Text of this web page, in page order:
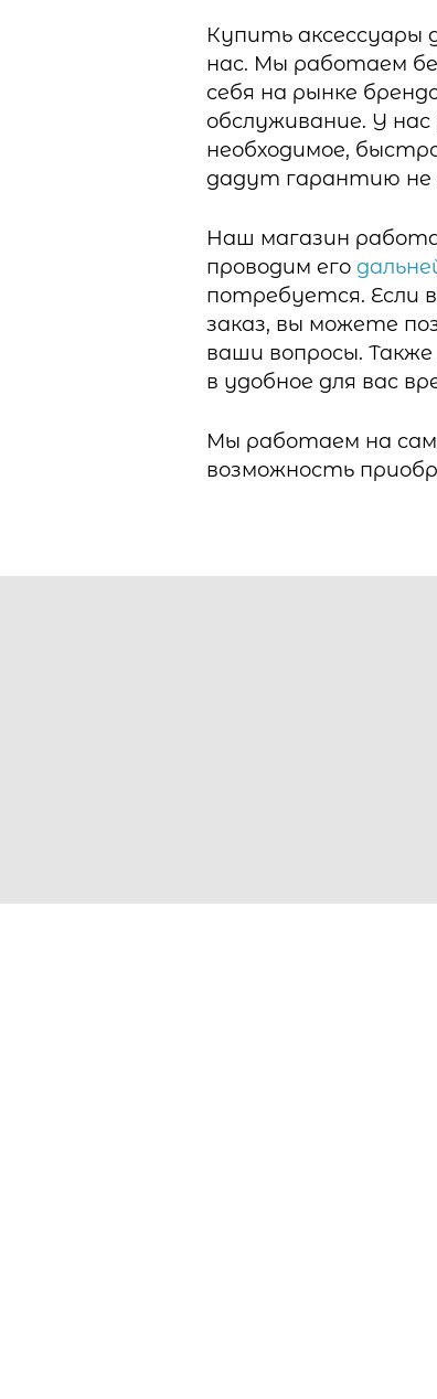
Купить аксессуары
нас. Мы работаем
себя на рынке
обслуживание. У
необходимое,
дадут гарантию не
Наш магазин
проводим его
потребуется. Если
заказ, вы можете
ваши вопросы.
в удобное для вас
Мы работаем на
возможность